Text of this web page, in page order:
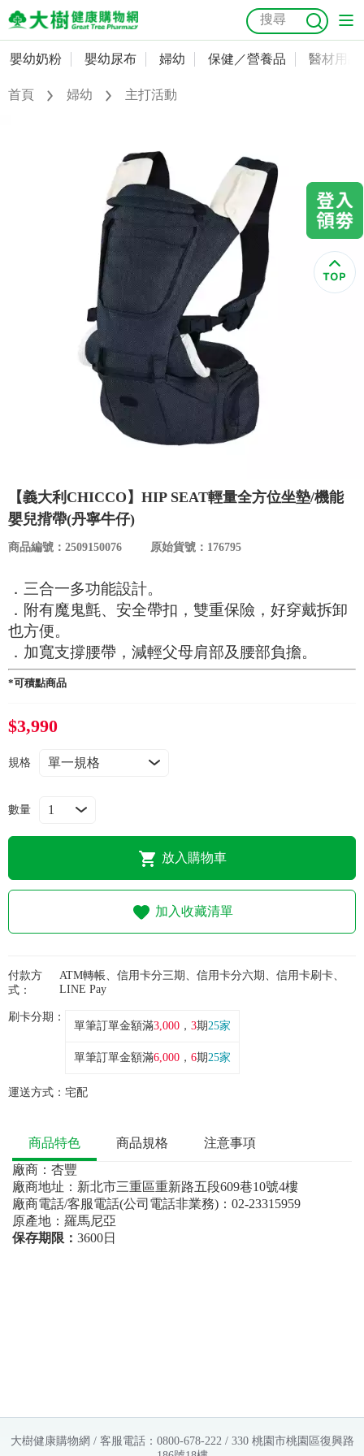
嬰幼奶粉
美容／個人清潔
食品／健康食補
優惠活動
關於我們
合作提案
購物流程
會員專區
常見問題
會員資料及密碼修改
嬰幼奶粉 嬰幼尿布 婦幼 保健／營養品 醫材用品
首頁 婦幼 主打活動
【義大利CHICCO】HIP SEAT輕量全方位坐墊/機能
嬰兒揹帶(丹寧牛仔)
商品編號：2509150076 原始貨號：176795
．三合一多功能設計。
．附有魔鬼氈、安全帶扣，雙重保險，好穿戴拆卸
也方便。
．加寬支撐腰帶，減輕父母肩部及腰部負擔。
*可積點商品
$3,990
規格
數量
放入購物車
加入收藏清單
付款方
式：
ATM轉帳、信用卡分三期、信用卡分六期、信用卡刷卡、
LINE Pay
刷卡分期：
單筆訂單金額滿3,000 ， 3期25家
單筆訂單金額滿6,000 ， 6期25家
運送方式： 宅配
商品特色 商品規格
注意事項
廠商：杏豐
廠商地址：新北市三重區重新路五段609巷10號4樓
廠商電話/客服電話(公司電話非業務)：02-23315959
原產地：羅馬尼亞
保存期限： 3600日
大樹健康購物網 / 客服電話：0800-678-222 / 330 桃園市桃園區復興路